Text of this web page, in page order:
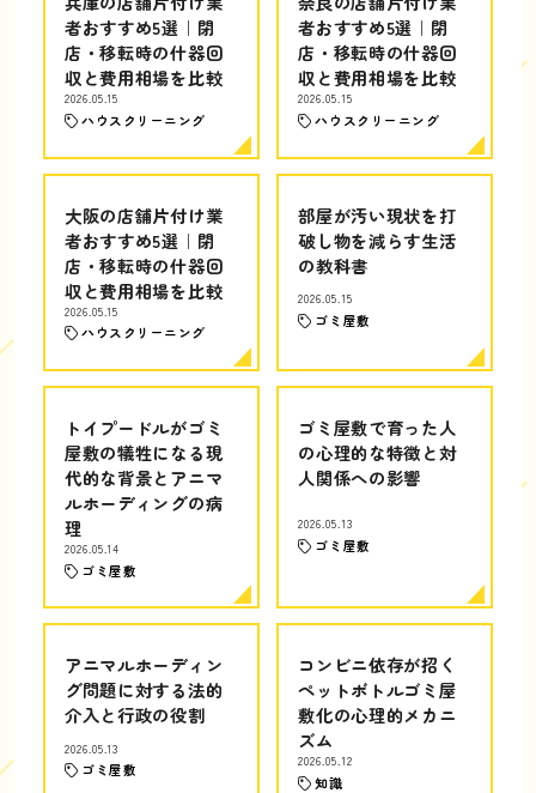
者おすすめ5選｜閉
店・移転時の什器回
収と費用相場を比較
2026.05.15
ハウスクリーニング
者おすすめ5選｜閉
店・移転時の什器回
収と費用相場を比較
2026.05.15
ハウスクリーニング
大阪の店舗片付け業
者おすすめ5選｜閉
店・移転時の什器回
収と費用相場を比較
2026.05.15
ハウスクリーニング
部屋が汚い現状を打
破し物を減らす生活
の教科書
2026.05.15
ゴミ屋敷
トイプードルがゴミ
屋敷の犠牲になる現
代的な背景とアニマ
ルホーディングの病
理
2026.05.14
ゴミ屋敷
ゴミ屋敷で育った人
の心理的な特徴と対
人関係への影響
2026.05.13
ゴミ屋敷
アニマルホーディン
グ問題に対する法的
介入と行政の役割
2026.05.13
ゴミ屋敷
コンビニ依存が招く
ペットボトルゴミ屋
敷化の心理的メカニ
ズム
2026.05.12
知識